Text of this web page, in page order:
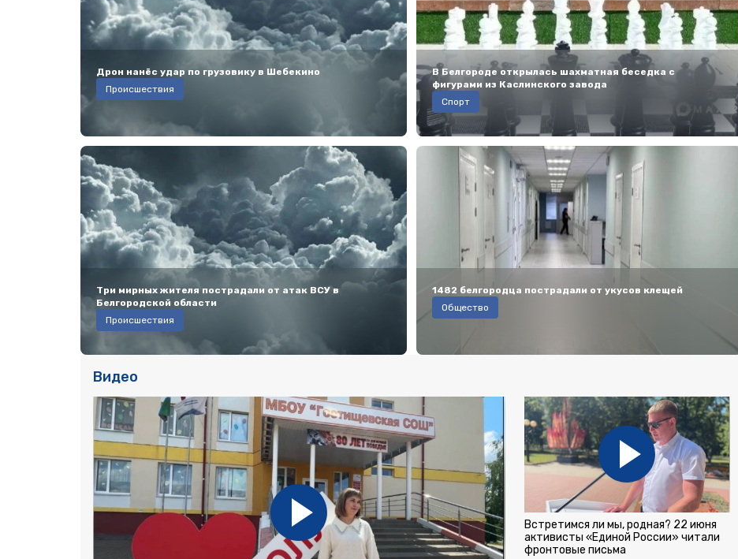
Дрон нанёс удар по грузовику в Шебекино
Происшествия
В Белгороде открылась шахматная беседка с
фигурами из Каслинского завода
Спорт
Три мирных жителя пострадали от атак ВСУ в
Белгородской области
Происшествия
1482 белгородца пострадали от укусов клещей
Общество
Видео
Встретимся ли мы, родная? 22 июня
активисты «Единой России» читали
фронтовые письма